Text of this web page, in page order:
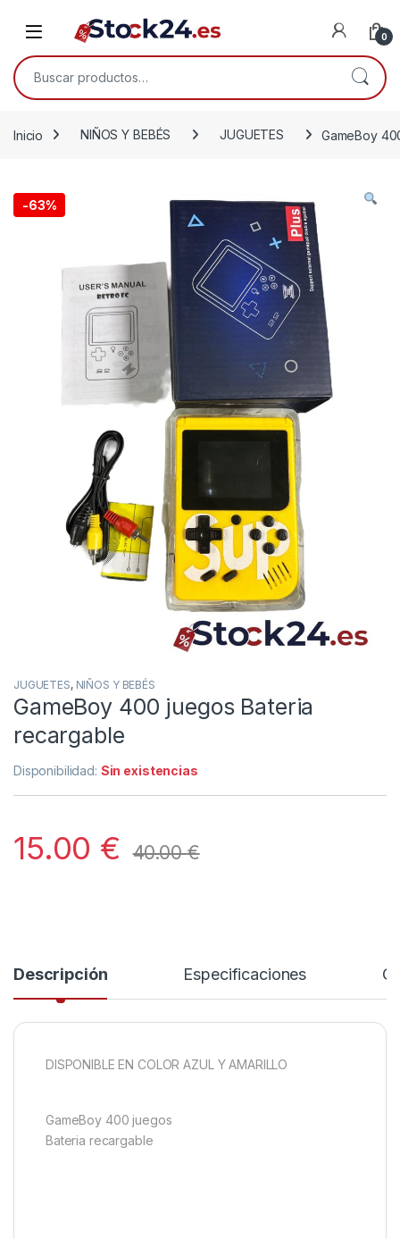
Open 0
Buscar por:
Inicio NIÑOS Y BEBÉS JUGUETES GameBoy
-63%
JUGUETES, NIÑOS Y BEBÉS
GameBoy 400 juegos Bateria
recargable
Disponibilidad: Sin existencias
15.00 € 40.00€
Descripción Especificaciones
DISPONIBLE EN COLOR AZUL Y AMARILLO
GameBoy 400 juegos
Bateria recargable